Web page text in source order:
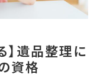
】遺品整理に
資格